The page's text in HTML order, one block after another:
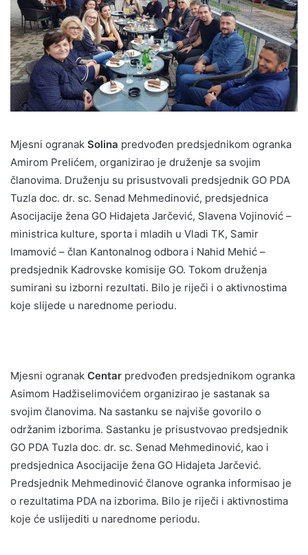
Mjesni ogranak Solina predvođen predsjednikom ogranka
Amirom Prelićem, organizirao je druženje sa svojim
članovima. Druženju su prisustvovali predsjednik GO PDA
Tuzla doc. dr. sc. Senad Mehmedinović, predsjednica
Asocijacije žena GO Hidajeta Jarčević, Slavena Vojinović –
ministrica kulture, sporta i mladih u Vladi TK, Samir
Imamović – član Kantonalnog odbora i Nahid Mehić –
predsjednik Kadrovske komisije GO. Tokom druženja
sumirani su izborni rezultati. Bilo je riječi i o aktivnostima
koje slijede u narednome periodu.
Mjesni ogranak Centar predvođen predsjednikom ogranka
Asimom Hadžiselimovićem organizirao je sastanak sa
svojim članovima. Na sastanku se najviše govorilo o
održanim izborima. Sastanku je prisustvovao predsjednik
GO PDA Tuzla doc. dr. sc. Senad Mehmedinović, kao i
predsjednica Asocijacije žena GO Hidajeta Jarčević.
Predsjednik Mehmedinović članove ogranka informisao je
o rezultatima PDA na izborima. Bilo je riječi i aktivnostima
koje će uslijediti u narednome periodu.